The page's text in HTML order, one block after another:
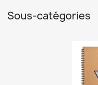
Sous-catégories